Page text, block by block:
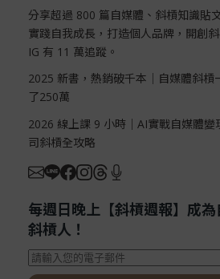
分享超過 800 篇自媒體、斜槓知識貼
實踐自我成長，打造個人品牌，開創
IG 有 11 萬追蹤。
2025 新書，熱銷破千本｜自媒體斜槓
了250萬
2026 線上課 9 小時｜AI實戰自媒體變
司斜槓全攻略
每週日晚上【斜槓週報】成
斜槓人！